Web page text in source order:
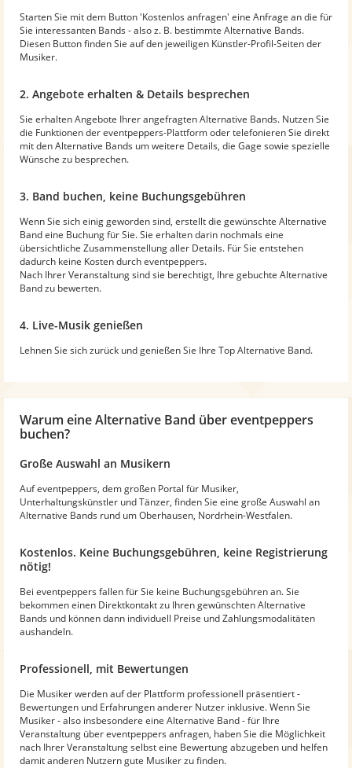
Starten Sie mit dem Button 'Kostenlos anfragen' eine Anfrage an die für
Sie interessanten Bands - also z. B. bestimmte Alternative Bands.
Diesen Button finden Sie auf den jeweiligen Künstler-Profil-Seiten der
Musiker.
2. Angebote erhalten & Details besprechen
Sie erhalten Angebote Ihrer angefragten Alternative Bands. Nutzen Sie
die Funktionen der eventpeppers-Plattform oder telefonieren Sie direkt
mit den Alternative Bands um weitere Details, die Gage sowie spezielle
Wünsche zu besprechen.
3. Band buchen, keine Buchungsgebühren
Wenn Sie sich einig geworden sind, erstellt die gewünschte Alternative
Band eine Buchung für Sie. Sie erhalten darin nochmals eine
übersichtliche Zusammenstellung aller Details. Für Sie entstehen
dadurch keine Kosten durch eventpeppers.
Nach Ihrer Veranstaltung sind sie berechtigt, Ihre gebuchte Alternative
Band zu bewerten.
4. Live-Musik genießen
Lehnen Sie sich zurück und genießen Sie Ihre Top Alternative Band.
Warum eine Alternative Band über eventpeppers
buchen?
Große Auswahl an Musikern
Auf eventpeppers, dem großen Portal für Musiker,
Unterhaltungskünstler und Tänzer, finden Sie eine große Auswahl an
Alternative Bands rund um Oberhausen, Nordrhein-Westfalen.
Kostenlos. Keine Buchungsgebühren, keine Registrierung
nötig!
Bei eventpeppers fallen für Sie keine Buchungsgebühren an. Sie
bekommen einen Direktkontakt zu Ihren gewünschten Alternative
Bands und können dann individuell Preise und Zahlungsmodalitäten
aushandeln.
Professionell, mit Bewertungen
Die Musiker werden auf der Plattform professionell präsentiert -
Bewertungen und Erfahrungen anderer Nutzer inklusive. Wenn Sie
Musiker - also insbesondere eine Alternative Band - für Ihre
Veranstaltung über eventpeppers anfragen, haben Sie die Möglichkeit
nach Ihrer Veranstaltung selbst eine Bewertung abzugeben und helfen
damit anderen Nutzern gute Musiker zu finden.